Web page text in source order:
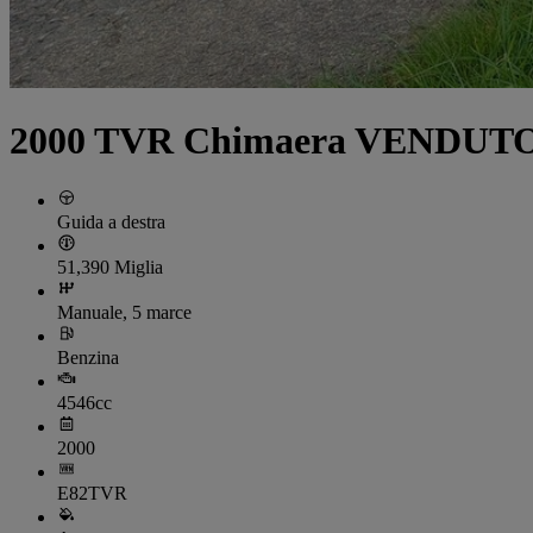
2000 TVR Chimaera
Guida a destra
51,390 Miglia
Manuale, 5 marce
Benzina
4546cc
2000
E82TVR